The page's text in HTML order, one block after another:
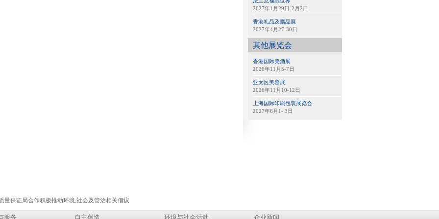
2027年1月29日-2月2日
香港礼品及赠品展
2027年4月27-30日
其他展览会
香港国际美酒展
2026年11月5-7日
亚太区美容展
2026年11月10-12日
上海国际印刷包装展览会
2027年6月1- 3日
量保证局合作积极推动环境,社会及管治相关倡议
服务 自主创造 环境与社会活动 企业新闻